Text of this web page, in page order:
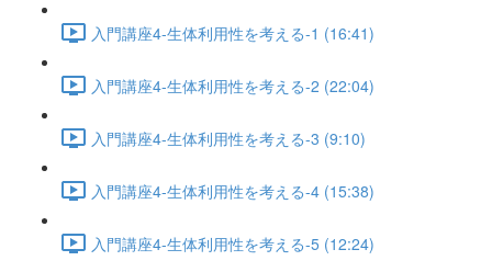
入門講座4-生体利用性を考える-1 (16:41)
入門講座4-生体利用性を考える-2 (22:04)
入門講座4-生体利用性を考える-3 (9:10)
入門講座4-生体利用性を考える-4 (15:38)
入門講座4-生体利用性を考える-5 (12:24)